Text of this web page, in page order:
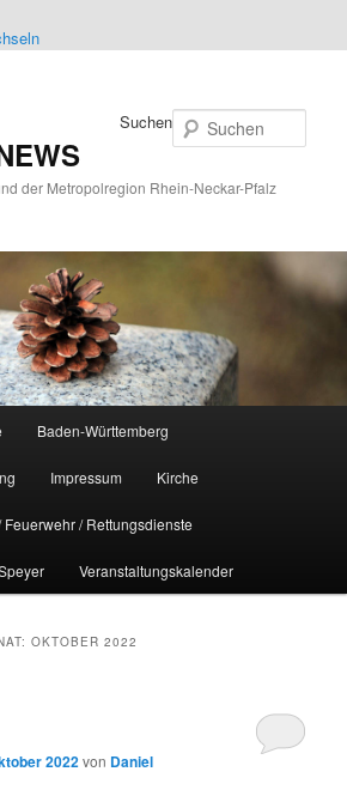
der Metropolregion Rhein-Neckar-Pfalz
Suchen
Baden-Württemberg
Impressum Kirche
Feuerwehr / Rettungsdienste
Veranstaltungskalender
OKTOBER 2022
2022von Daniel